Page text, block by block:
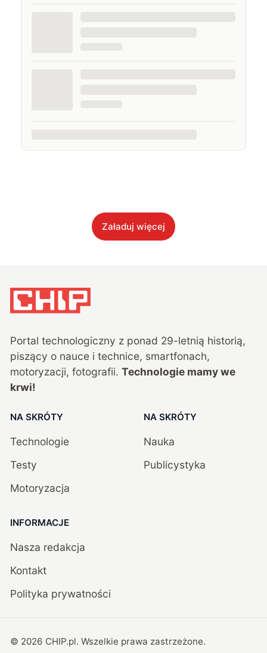
Załaduj więcej
Portal technologiczny z ponad 29-letnią historią,
piszący o nauce i technice, smartfonach,
motoryzacji, fotografii. Technologie mamy we
krwi!
NA SKRÓTY
Technologie
Testy
Motoryzacja
NA SKRÓTY
Nauka
Publicystyka
INFORMACJE
Nasza redakcja
Kontakt
Polityka prywatności
© 2026 CHIP.pl. Wszelkie prawa zastrzeżone.